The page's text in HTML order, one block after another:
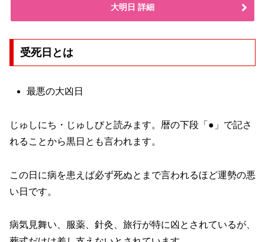
大明日 詳細
受死日とは
最悪の大凶日
じゅしにち・じゅしびと読みます。暦の下段「●」で記さ
れることから黒日とも言われます。
この日に病を患えば必ず死ぬとまで言われるほど運勢の悪
い日です。
病気見舞い、服薬、針灸、旅行が特に凶とされているが、